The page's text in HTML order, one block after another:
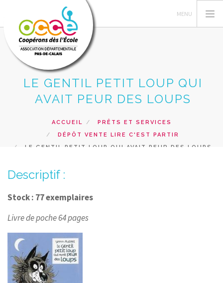
L'OCCE 62
GERER SA COOPERATIVE
NOS ACTIONS PEDAGOGIQUES
RESSOURCES ET SERVICES
RECHERCHER
CONTACT
LE GENTIL PETIT LOUP QUI
AVAIT PEUR DES LOUPS
ACCUEIL
PRÊTS ET SERVICES
DÉPÔT VENTE LIRE C'EST PARTIR
LE GENTIL PETIT LOUP QUI AVAIT PEUR DES LOUPS
Descriptif :
Stock : 77 exemplaires
Livre de poche 64 pages